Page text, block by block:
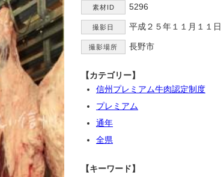
素材ID 5296
撮影日 平成２５年１１月１１日
撮影場所 長野市
【カテゴリー】
信州プレミアム牛肉認定制度
プレミアム
通年
全県
【キーワード】